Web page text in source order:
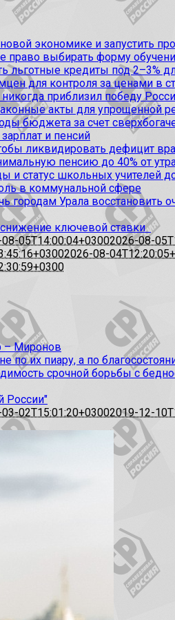
экономике и запустить
право выбирать форму
кредиты под 2–3%
для контроля за ценами в
приблизил победу
акты для упрощенной
бюджета за счет
и пенсий
ликвидировать дефицит
пенсию до 40% от
и статус школьных учителей
в коммунальной сфере
Урала восстановить
ключевой ставки
05T14:00:04+03002026-08-
2026-08-
– Миронов
по их пиару, а по
срочной борьбы с
России"
02T15:01:20+03002019-12-